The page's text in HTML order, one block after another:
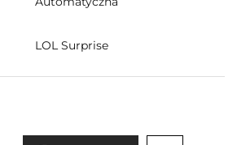
LOL Surprise